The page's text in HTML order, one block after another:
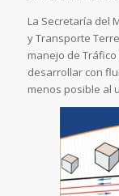
La Secretaría del
y Transporte
manejo de
desarrollar con
menos posible al